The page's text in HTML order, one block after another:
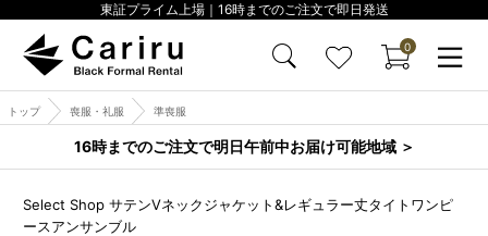
東証プライム上場｜16時までのご注文で即日発送
0
トップ 喪服・礼服 準喪服
16時までのご注文で明日午前中お届け可能地域 ＞
Select Shop サテンVネックジャケット&レギュラー丈タイトワンピ
ースアンサンブル